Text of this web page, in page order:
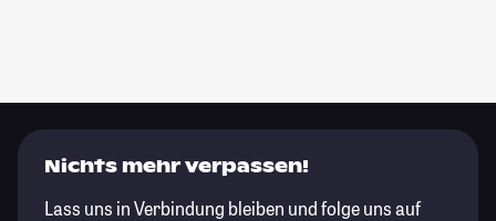
Nichts mehr verpassen!
Lass uns in Verbindung bleiben und folge uns auf